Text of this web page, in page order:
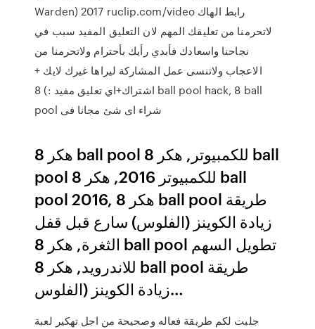
Warden) 2017 ruclip.com/video رابط الهاك
لاتحرمنا من تعليقك المهم لان التعليق المفيد سبب في
نجاحنا واسعادك فأبدي رأيك بأحترام ولاتحرمنا من
الاعجاب ولاتنسى عمل المشاركة ليراها غيرك لايك +
اشتراك+اي تعليق مفيد :) 8 ball pool hack, 8 ball
pool شراء اى شئ مجانا فى
هكر 8 ball pool للكمبيوتر, هكر 8 ball
pool للكمبيوتر 2016, هكر 8 ball
pool 2016, هكر 8 ball pool طريقة
زيادة الكوينز (الفلوس) سارع قبل قفل
الثغرة, هكر 8 ball pool تطويل السهم
للاندرويد, هكر 8 ball pool طريقة
زيادة الكوينز (الفلوس…
جلبت لكم طريقة فعاله وصحيحة من اجل تهكير لعبة